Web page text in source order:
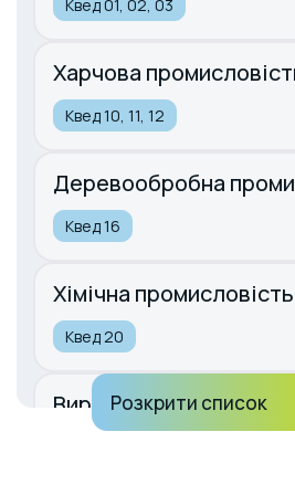
Квед 01, 02, 03
Харчова
Квед 10, 11, 12
Деревообробна
Квед 16
Хімічна промисловість
Квед 20
Виробництво гумових
пластмасових виробів
Розкрити список